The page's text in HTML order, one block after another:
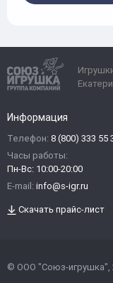
Информация
Телефон: 8 (800) 333 55
Часы работы:
Пн-Вс: 10:00-20:00
E-mail: info@s-igr.ru
Скачать прайс-лист
© ООО "Союз-игрушка",